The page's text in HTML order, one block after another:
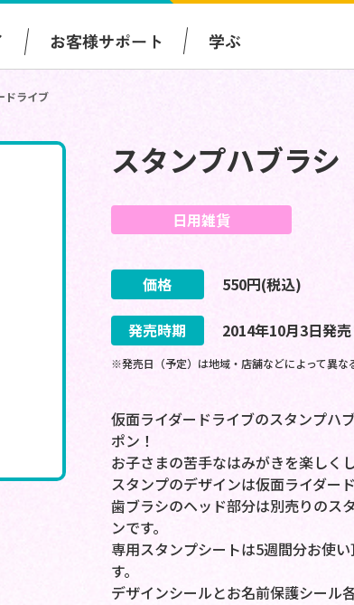
お客様サポート 学ぶ
ドライブ
スタンプハブラ
日用雑貨
価格 550円(税込)
発売時期
2014年10月3日発売
※発売日（予定）は地域・店舗などによって異な
仮面ライダードライブのスタンプハ
ポン！
お子さまの苦手なはみがきを楽しく
スタンプのデザインは仮面ライダー
歯ブラシのヘッド部分は別売りのス
ンです。
専用スタンプシートは5週間分お使
す。
デザインシールとお名前保護シール